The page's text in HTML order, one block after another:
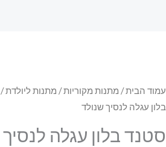
עמוד הבית/ מתנות מקוריות/ מתנות ליולדת/
בלון עגלה לנסיך שנולד
סטנד בלון עגלה